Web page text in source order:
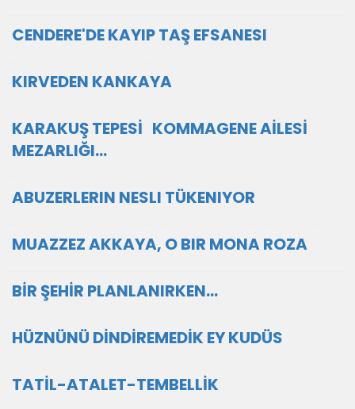
CENDERE'DE KAYIP TAŞ EFSANESI
KIRVEDEN KANKAYA
KARAKUŞ TEPESİ KOMMAGENE AİLESİ
MEZARLIĞI…
ABUZERLERIN NESLI TÜKENIYOR
MUAZZEZ AKKAYA, O BIR MONA ROZA
BİR ŞEHİR PLANLANIRKEN...
HÜZNÜNÜ DİNDİREMEDİK EY KUDÜS
TATİL-ATALET-TEMBELLİK